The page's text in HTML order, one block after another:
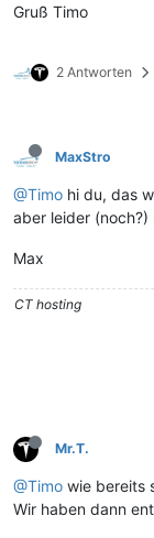
Gruß Timo
2 Antworten
MaxStro
@Timo hi du, das
aber leider (noch?)
Max
CT hosting
Mr.T.
@Timo wie bereits
Wir haben dann